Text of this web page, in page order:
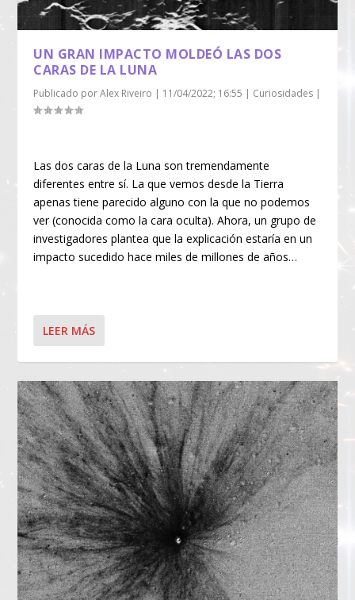
UN GRAN IMPACTO MOLDEÓ LAS DOS
CARAS DE LA LUNA
Publicado porAlex Riveiro | 11/04/2022; 16:55 | Curiosidades |
Las dos caras de la Luna son tremendamente
diferentes entre sí. La que vemos desde la Tierra
apenas tiene parecido alguno con la que no podemos
ver (conocida como la cara oculta). Ahora, un grupo de
investigadores plantea que la explicación estaría en un
impacto sucedido hace miles de millones de años…
LEER MÁS